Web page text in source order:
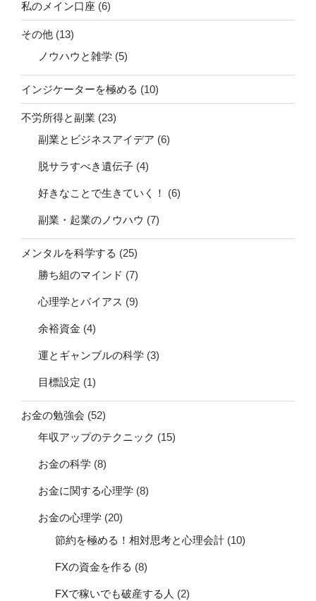
私のメイン口座 (6)
その他 (13)
ノウハウと雑学 (5)
インジケーターを極める (10)
不労所得と副業 (23)
副業とビジネスアイデア (6)
脱サラすべき遺伝子 (4)
好きなことで生きていく！ (6)
副業・起業のノウハウ (7)
メンタルを科学する (25)
勝ち組のマインド (7)
心理学とバイアス (9)
余裕資金 (4)
運とギャンブルの科学 (3)
目標設定 (1)
お金の勉強会 (52)
年収アップのテクニック (15)
お金の科学 (8)
お金に関する心理学 (8)
お金の心理学 (20)
節約を極める！相対思考と心理会計 (10)
FXの資金を作る (8)
FXで稼いでも破産する人 (2)